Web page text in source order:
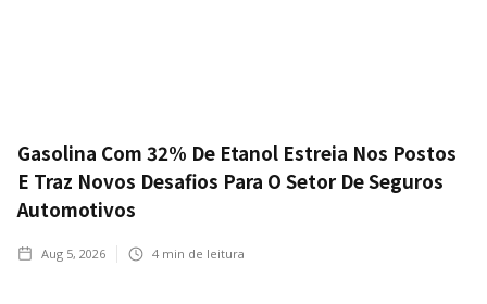
Gasolina Com 32% De Etanol Estreia Nos Postos
E Traz Novos Desafios Para O Setor De Seguros
Automotivos
Aug 5, 2026 4 min de leitura